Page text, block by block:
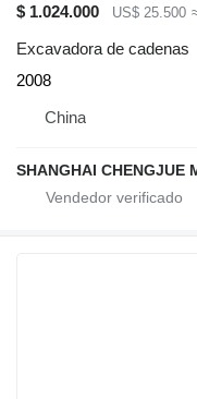
$ 1.024.000
US$ 25.500
Excavadora de cadenas
2008
China
SHANGHAI CHENGJUE